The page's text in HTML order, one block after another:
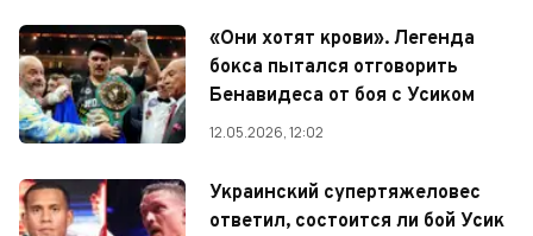
«Они хотят крови». Легенда
бокса пытался отговорить
Бенавидеса от боя с Усиком
12.05.2026, 12:02
Украинский супертяжеловес
ответил, состоится ли бой Усик